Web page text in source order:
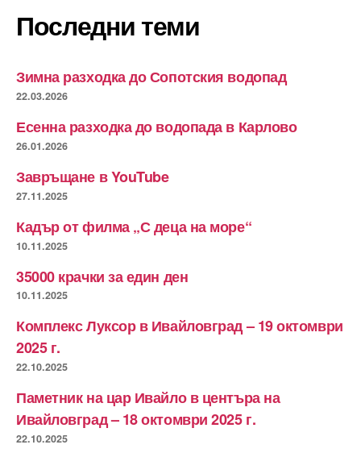
Последни теми
Зимна разходка до Сопотския водопад
22.03.2026
Есенна разходка до водопада в Карлово
26.01.2026
Завръщане в YouTube
27.11.2025
Кадър от филма „С деца на море“
10.11.2025
35000 крачки за един ден
10.11.2025
Комплекс Луксор в Ивайловград – 19 октомври
2025 г.
22.10.2025
Паметник на цар Ивайло в центъра на
Ивайловград – 18 октомври 2025 г.
22.10.2025